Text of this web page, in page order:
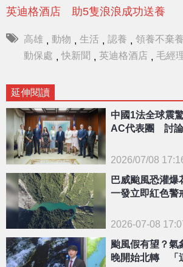
英迪格酒店 助5隻浪浪成功送養
高雄 , 動物 , 生活 , 認養 , 領養不棄養
動保處 , 快新聞 , 英迪格酒店 , 毛經
延伸閱讀
中國1法全球震
AC代表團 討
2026/07/08
巴威颱風恐灌爆
一發立即紅色
2026-07-08
颱風假有望？氣
晚開始北轉 「